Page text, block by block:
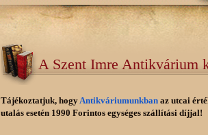
A Szent Imre Antikvárium
Tájékoztatjuk, hogyAntikváriumunkban az utcai
utalás esetén 1990 Forintos egységes szállítási díjjal!